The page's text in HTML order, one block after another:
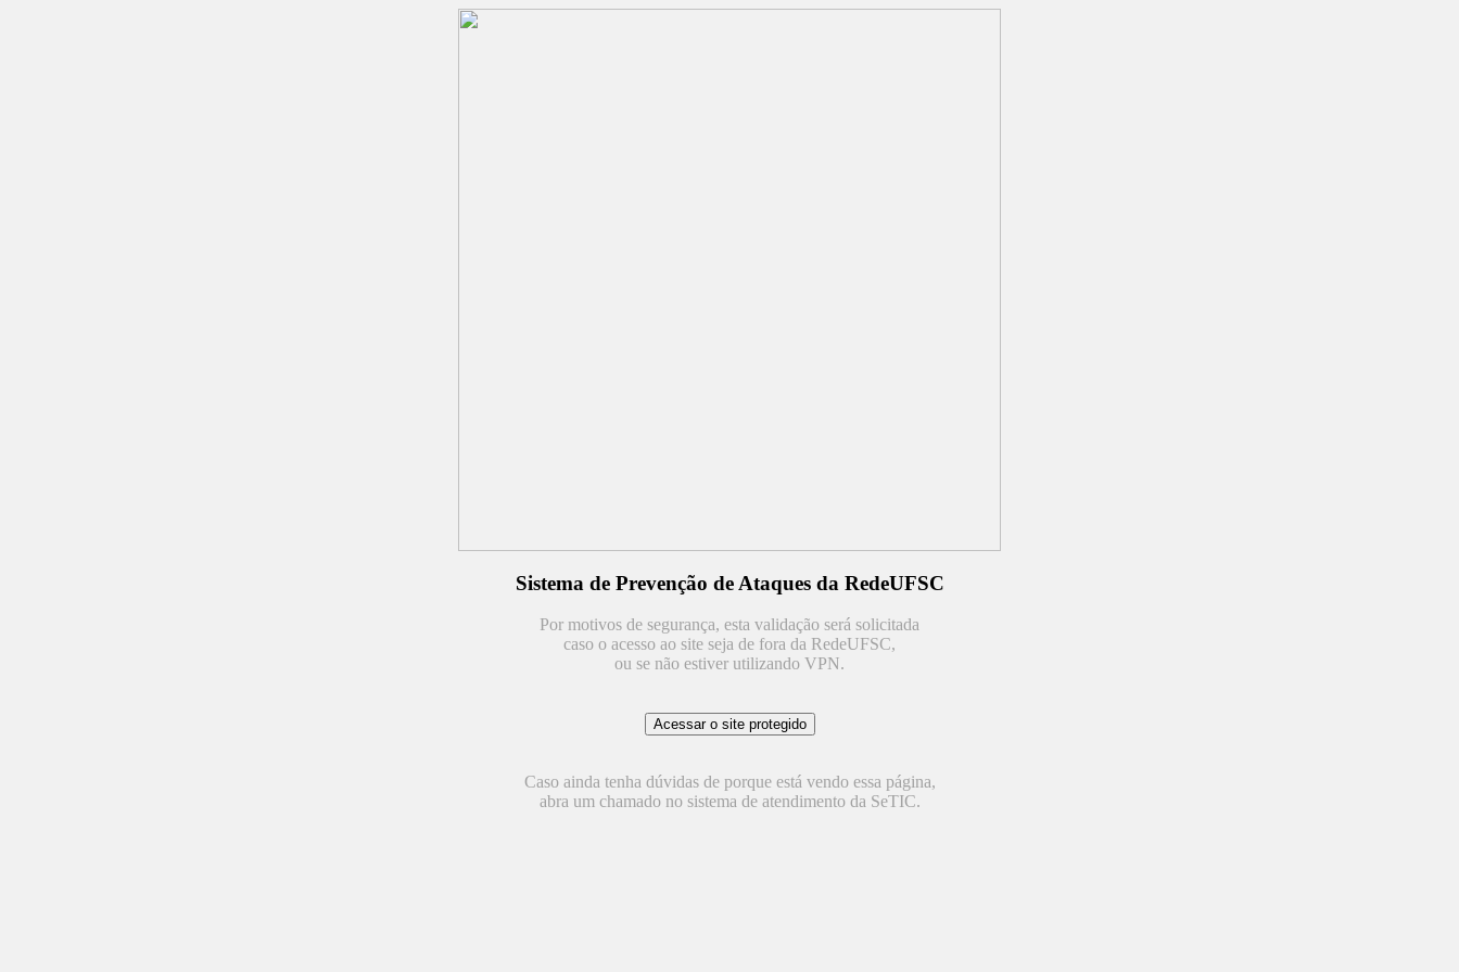
Sistema de Prevenção de Ataques da RedeUFSC
Por motivos de segurança, esta validação será solicitada
caso o acesso ao site seja de fora da RedeUFSC,
ou se não estiver utilizando VPN.
Caso ainda tenha dúvidas de porque está vendo essa página,
abra um chamado no sistema de atendimento da SeTIC.